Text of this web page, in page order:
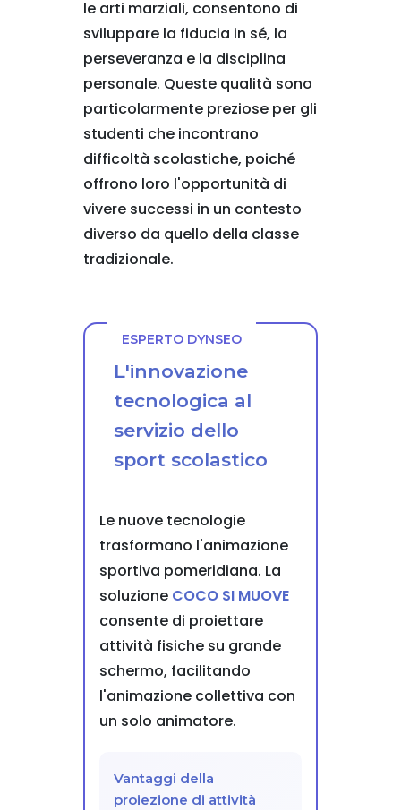
le arti marziali, consentono di
sviluppare la fiducia in sé, la
perseveranza e la disciplina
personale. Queste qualità sono
particolarmente preziose per gli
studenti che incontrano
difficoltà scolastiche, poiché
offrono loro l'opportunità di
vivere successi in un contesto
diverso da quello della classe
tradizionale.
ESPERTO DYNSEO
L'innovazione
tecnologica al
servizio dello
sport scolastico
Le nuove tecnologie
trasformano l'animazione
sportiva pomeridiana. La
soluzione COCO SI MUOVE
consente di proiettare
attività fisiche su grande
schermo, facilitando
l'animazione collettiva con
un solo animatore.
Vantaggi della
proiezione di attività